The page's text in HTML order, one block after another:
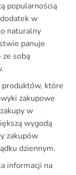
popularnością
w
naturalny
panuje
ze sobą
produktów, które
zakupowe
w
wygodą
zakupów
dziennym.
informacji na